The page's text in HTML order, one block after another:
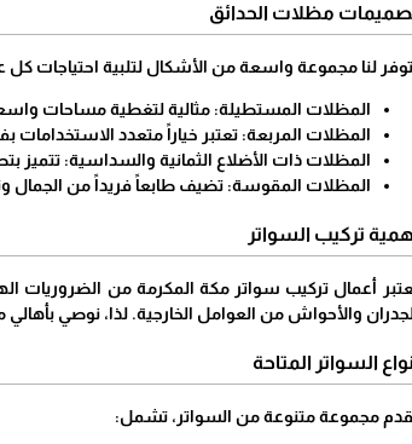
مظلات الحدائق
لنا مجموعة واسعة من الأشكال لتلبية احتياجات كل
المظلات المستطيلة: مثالية لتغطية مساحات
المظلات المربعة: تعتبر خياراً متعدد الاستخدامات
المظلات ذات الأضلاع الثمانية والسداسية: تتميز
المظلات المقوسة: تضيف طابعاً فريداً من الجمال
تركيب السواتر
أعمال تركيب سواتر مكة المكرمة من الضروريات
والأحواش من العوامل الخارجية. لذا، نوصي
السواتر المتاحة
مجموعة متنوعة من السواتر، تشمل: